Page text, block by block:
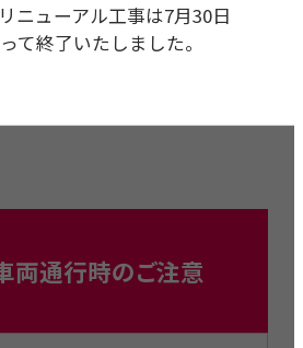
ニューアル工事は7月30日
て終了いたしました。
両通行時のご注意